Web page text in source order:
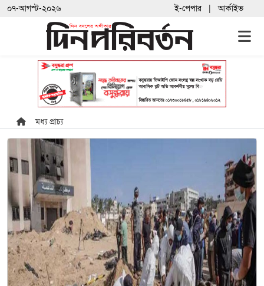
০৭-আগস্ট-২০২৬ ই-পেপার আর্কাইভ
মধ্য প্রাচ্য